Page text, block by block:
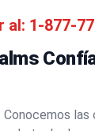
al: 1-877-
Conocemos las